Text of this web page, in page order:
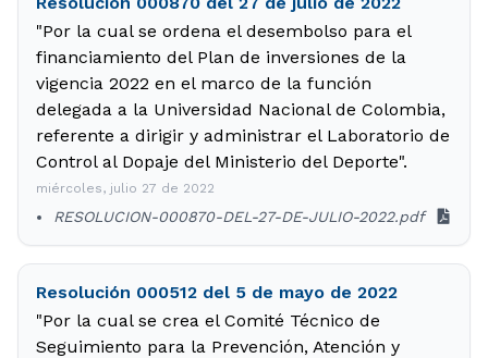
"Por la cual se ordena el desembolso para el
financiamiento del Plan de inversiones de la
vigencia 2022 en el marco de la función
delegada a la Universidad Nacional de Colombia,
referente a dirigir y administrar el Laboratorio de
Control al Dopaje del Ministerio del Deporte".
miércoles, julio 27 de 2022
RESOLUCION-000870-DEL-27-DE-JULIO-2022.pdf
Resolución 000512 del 5 de mayo de 2022
"Por la cual se crea el Comité Técnico de
Seguimiento para la Prevención, Atención y